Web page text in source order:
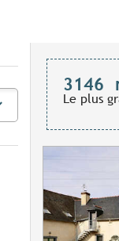
3146
Le plus